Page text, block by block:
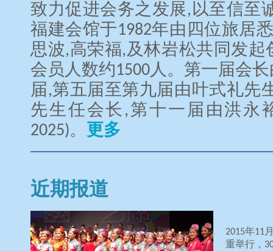
致力促进会务之发展,以至信至
福建会馆于1982年由四位旅居
思波,高荣福,及林岩松共同发
会员人数约1500人。第一届会
届,第五届至第九届由叶式礼先
先生任会长,第十一届由洪永
2025)。 更多
近期报道
2015年11
重举行，